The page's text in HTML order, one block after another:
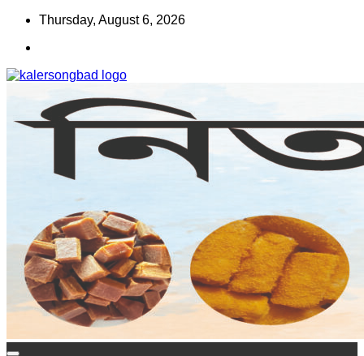
Skip
content
Thursday, August 6, 2026
কালের সংবাদ
www.kalersongbad.com